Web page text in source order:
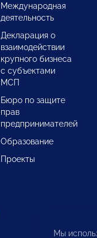
Международная
деятельность
Декларация о
взаимодействии
крупного бизнеса
с субъектами
МСП
Бюро по защите
прав
предпринимателей
Образование
Проекты
Мы